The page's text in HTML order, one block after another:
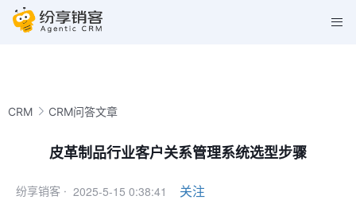
CRM CRM问答文章
皮革制品行业客户关系管理系统选型步骤
纷享销客 · 2025-5-15 0:38:41 关注